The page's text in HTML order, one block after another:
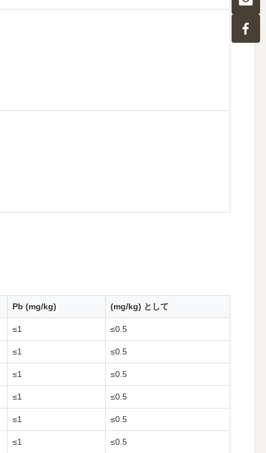
Pb (mg/kg) (mg/kg) として
≤1 ≤0.5
≤1 ≤0.5
≤1 ≤0.5
≤1 ≤0.5
≤1 ≤0.5
≤1 ≤0.5